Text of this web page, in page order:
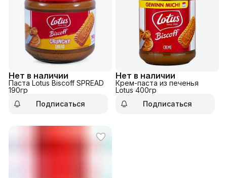
Нет в наличии
Паста Lotus Biscoff SPREAD
190гр
Подписаться
Нет в наличии
Крем-паста из печенья
Lotus 400гр
Подписаться